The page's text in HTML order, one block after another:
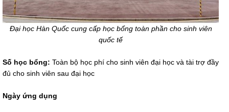
Đại học Hàn Quốc cung cấp học bổng toàn phần cho sinh viên
quốc tế
Số học bổng: Toàn bộ học phí cho sinh viên đại học và tài trợ đầy
đủ cho sinh viên sau đại học
Ngày ứng dụng